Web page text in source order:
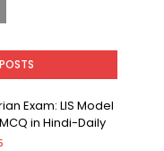
Exam: LIS Model
in Hindi-Daily